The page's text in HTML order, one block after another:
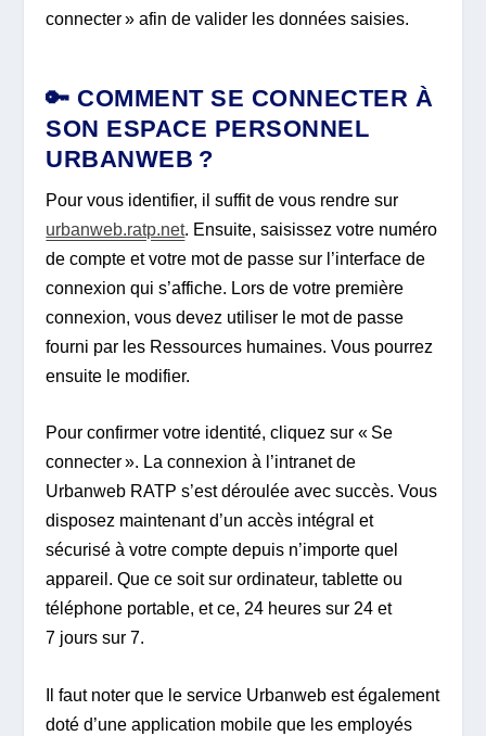
connecter » afin de valider les données saisies.
🔑 COMMENT SE CONNECTER À
SON ESPACE PERSONNEL
URBANWEB ?
Pour vous identifier, il suffit de vous rendre sur
urbanweb.ratp.net. Ensuite, saisissez votre numéro
de compte et votre mot de passe sur l’interface de
connexion qui s’affiche. Lors de votre première
connexion, vous devez utiliser le mot de passe
fourni par les Ressources humaines. Vous pourrez
ensuite le modifier.
Pour confirmer votre identité, cliquez sur « Se
connecter ». La connexion à l’intranet de
Urbanweb RATP s’est déroulée avec succès. Vous
disposez maintenant d’un accès intégral et
sécurisé à votre compte depuis n’importe quel
appareil. Que ce soit sur ordinateur, tablette ou
téléphone portable, et ce, 24 heures sur 24 et
7 jours sur 7.
Il faut noter que le service Urbanweb est également
doté d’une application mobile que les employés